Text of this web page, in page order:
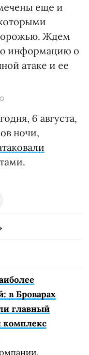
еще и
Ждем
информацию о
атаке и ее
6 августа,
ночи,
в Броварах
главный
комплекс